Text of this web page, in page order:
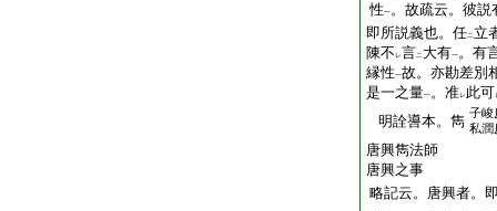
性一。故疏云。彼説
即所説義也。任二 立
陳不 レ言二 大有一。有
縁性一故。亦勘差別
是一之量一。准レ此可
明詮噵本。雋 子峻
私潤
唐興雋法師
唐興之事
略記云。唐興者。